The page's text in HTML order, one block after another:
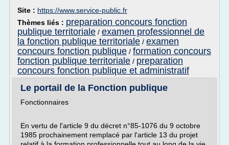
Site : https://www.service-public.fr
Thèmes liés : preparation concours fonction
publique territoriale / examen professionnel de
la fonction publique territoriale / examen
concours fonction publique / formation concours
fonction publique territoriale / preparation
concours fonction publique et administratif
Le portail de la Fonction publique
Fonctionnaires
En vertu de l'article 9 du décret n°85-1076 du 9 octobre
1985 prochainement remplacé par l'article 13 du projet